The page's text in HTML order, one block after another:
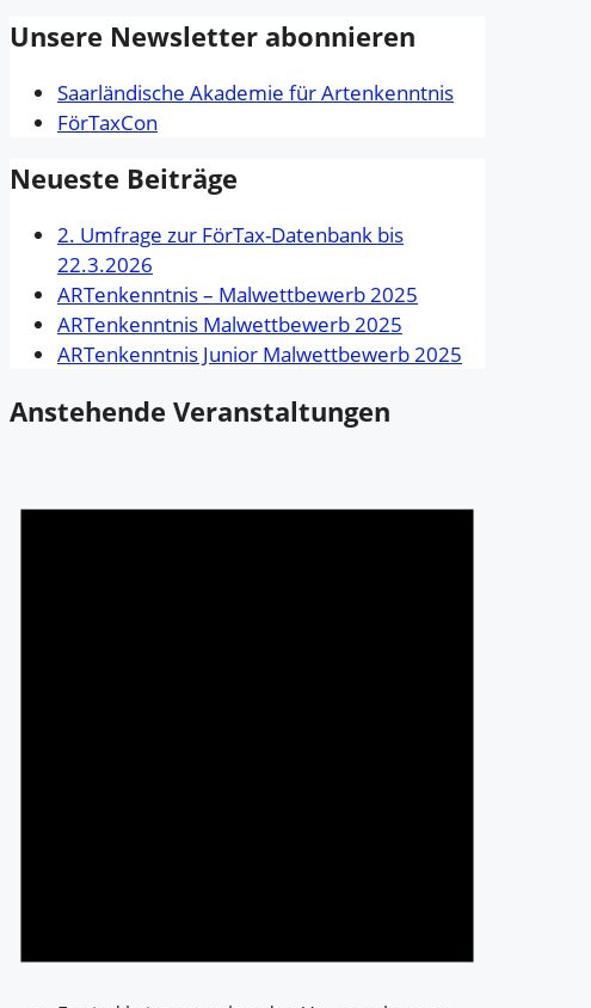
Unsere Newsletter abonnieren
Saarländische Akademie für Artenkenntnis
FörTaxCon
Neueste Beiträge
2. Umfrage zur FörTax-Datenbank bis
22.3.2026
ARTenkenntnis – Malwettbewerb 2025
ARTenkenntnis Malwettbewerb 2025
ARTenkenntnis Junior Malwettbewerb 2025
Anstehende Veranstaltungen